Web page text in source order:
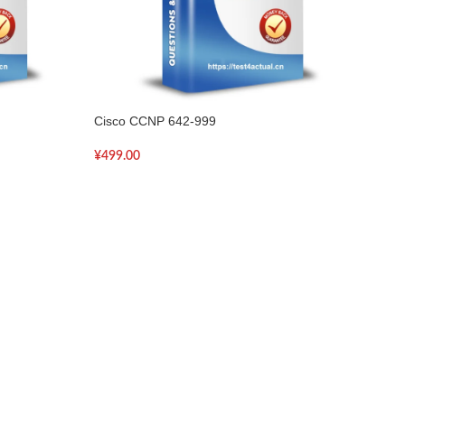
Cisco CCNP 642-999
¥499.00